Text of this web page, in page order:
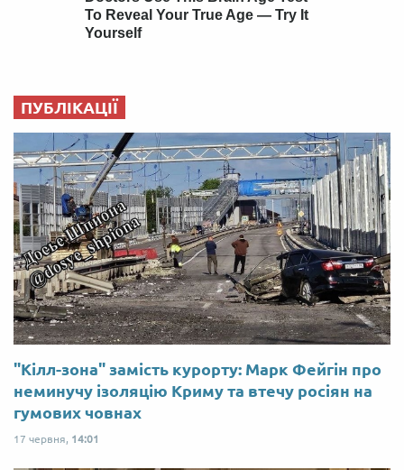
ПУБЛІКАЦІЇ
"Кілл-зона" замість курорту: Марк Фейгін про
неминучу ізоляцію Криму та втечу росіян на
гумових човнах
17 червня, 14:01